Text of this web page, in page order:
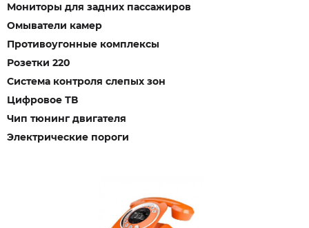
Мониторы для задних пассажиров
Омыватели камер
Противоугонные комплексы
Розетки 220
Система контроля слепых зон
Цифровое ТВ
Чип тюнинг двигателя
Электрические пороги